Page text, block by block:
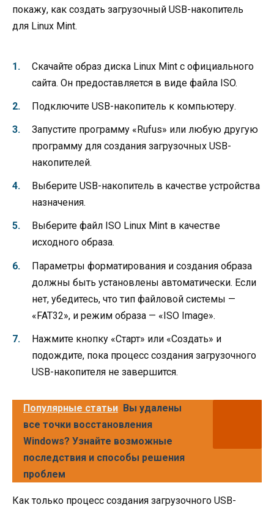
покажу, как создать загрузочный USB-накопитель
для Linux Mint.
Скачайте образ диска Linux Mint с официального
сайта. Он предоставляется в виде файла ISO.
Подключите USB-накопитель к компьютеру.
Запустите программу «Rufus» или любую другую
программу для создания загрузочных USB-
накопителей.
Выберите USB-накопитель в качестве устройства
назначения.
Выберите файл ISO Linux Mint в качестве
исходного образа.
Параметры форматирования и создания образа
должны быть установлены автоматически. Если
нет, убедитесь, что тип файловой системы —
«FAT32», и режим образа — «ISO Image».
Нажмите кнопку «Старт» или «Создать» и
подождите, пока процесс создания загрузочного
USB-накопителя не завершится.
Популярные статьи Вы удалены
все точки восстановления
Windows? Узнайте возможные
последствия и способы решения
проблем
Как только процесс создания загрузочного USB-